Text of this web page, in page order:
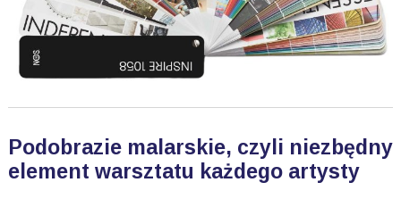
Podobrazie malarskie, czyli niezbędny
element warsztatu każdego artysty